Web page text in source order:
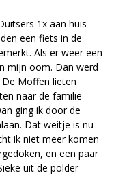
1x aan huis
een fiets in de
Als er weer een
mijn oom. Dan werd
Moffen lieten
naar de familie
ging ik door de
Dat weitje is nu
ik niet meer komen
en een paar
uit de polder